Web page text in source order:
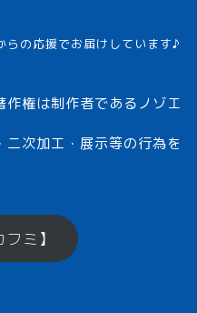
らの応援でお届けしています♪
権は制作者であるノゾエ
次加工・展示等の行為を
ミ】
メモざるとは？